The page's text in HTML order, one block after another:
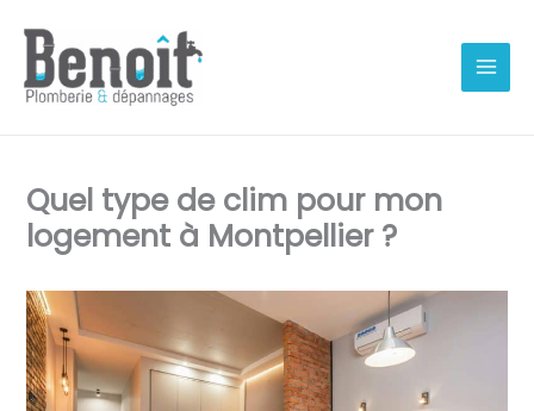
contenu
Quel type de clim pour mon
logement à Montpellier ?